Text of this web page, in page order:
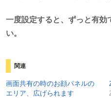
一度設定すると、ずっと有効
い。
関連
画面共有の時のお顔パネルの
エリア、広げられます